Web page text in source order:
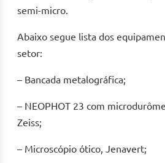
semi-micro.
Abaixo segue lista dos
setor:
– Bancada metalográfica;
– NEOPHOT 23 com
Zeiss;
– Microscópio ótico, Jenavert;